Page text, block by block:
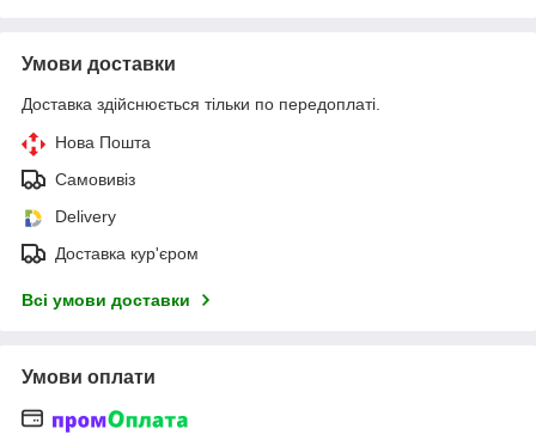
Умови доставки
Доставка здійснюється тільки по передоплаті.
Нова Пошта
Самовивіз
Delivery
Доставка кур'єром
Всі умови доставки
Умови оплати